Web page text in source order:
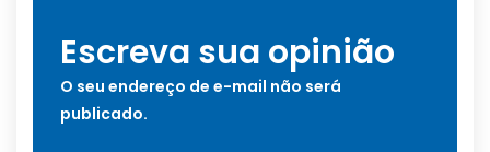
Escreva sua opinião
O seu endereço de e-mail não será
publicado.